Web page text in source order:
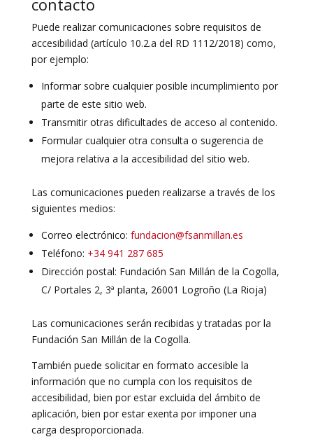
contacto
Puede realizar comunicaciones sobre requisitos de
accesibilidad (artículo 10.2.a del RD 1112/2018) como,
por ejemplo:
Informar sobre cualquier posible incumplimiento por
parte de este sitio web.
Transmitir otras dificultades de acceso al contenido.
Formular cualquier otra consulta o sugerencia de
mejora relativa a la accesibilidad del sitio web.
Las comunicaciones pueden realizarse a través de los
siguientes medios:
Correo electrónico: fundacion@fsanmillan.es
Teléfono: +34 941 287 685
Dirección postal: Fundación San Millán de la Cogolla,
C/ Portales 2, 3ª planta, 26001 Logroño (La Rioja)
Las comunicaciones serán recibidas y tratadas por la
Fundación San Millán de la Cogolla.
También puede solicitar en formato accesible la
información que no cumpla con los requisitos de
accesibilidad, bien por estar excluida del ámbito de
aplicación, bien por estar exenta por imponer una
carga desproporcionada.